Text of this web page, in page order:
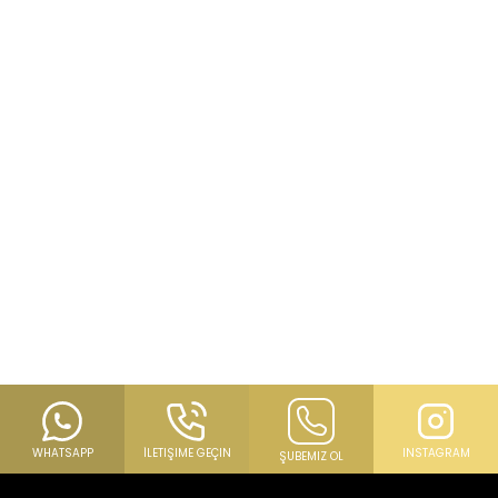
WHATSAPP İLETIŞIME GEÇIN ŞUBEMIZ OL INSTAGRAM